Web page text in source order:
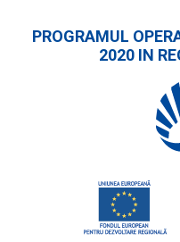
PROGRAMUL
2020 IN